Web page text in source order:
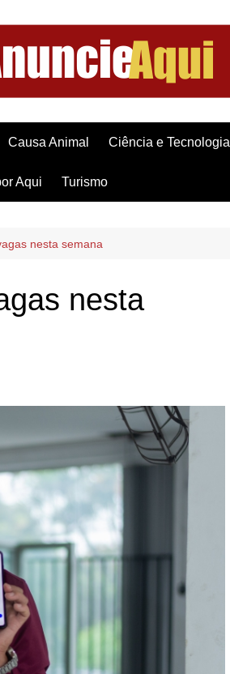
Causa Animal Ciência e Tecnologia
Aqui Turismo
nesta semana
nesta